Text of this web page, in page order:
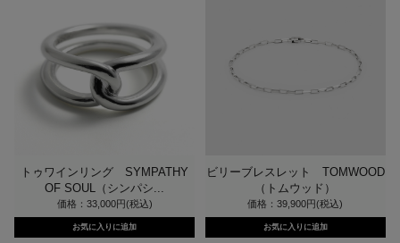
トゥワインリング SYMPATHY
OF SOUL（シンパシ...
価格：33,000円(税込)
ビリーブレスレット TOMWOOD
（トムウッド）
価格：39,900円(税込)